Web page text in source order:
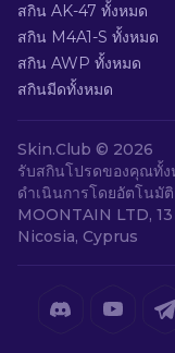
สกิน AK-47 ทั้งหมด
สกิน M4A1-S ทั้งหมด
สกิน AWP ทั้งหมด
สกินมีดทั้งหมด
Skin.Club © 2026
รับสกินโปรดของคุณทั้ง
ดำเนินการโดยอัตโนมั
MOONTAIN LTD,
Nicosia, Cyprus